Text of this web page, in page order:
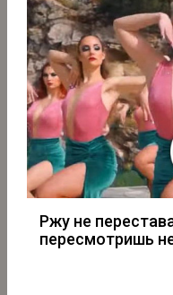
Ржу не
пересмотришь